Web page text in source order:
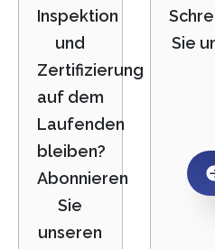
Inspektion
und
Zertifizierung
auf dem
Laufenden
bleiben?
Abonnieren
Sie
unseren
Sie